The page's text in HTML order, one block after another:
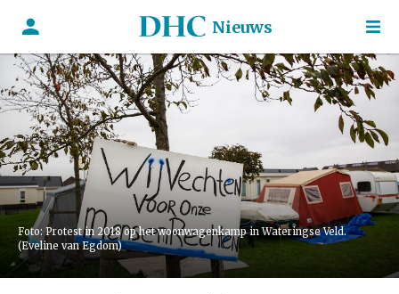
Nieuws
Foto: Protest in 2018 op het woonwagenkamp in Wateringse Veld.
(Eveline van Egdom)